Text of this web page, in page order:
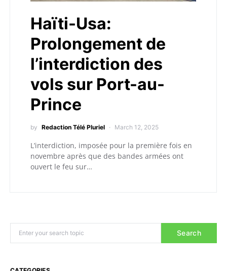
Haïti-Usa:
Prolongement de
l’interdiction des
vols sur Port-au-
Prince
by Redaction Télé Pluriel March 12, 2025
L’interdiction, imposée pour la première fois en
novembre après que des bandes armées ont
ouvert le feu sur…
Search